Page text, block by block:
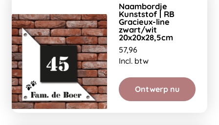
Naambordje
Kunststof | RB
Gracieux-line
zwart/wit
20x20x28,5cm
57,96
Incl. btw
Ontwerp nu